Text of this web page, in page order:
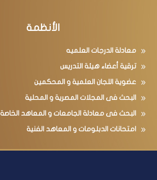
الأنظمة
معادلة الدرجات العلميه
ترقية أعضاء هيئة التدريس
عضوية اللجان العلمية و المحكمين
البحث فى المجلات المصرية و المحلية
البحث فى معادلة الجامعات و المعاهد الخاصة
امتحانات الدبلومات و المعاهد الفنية